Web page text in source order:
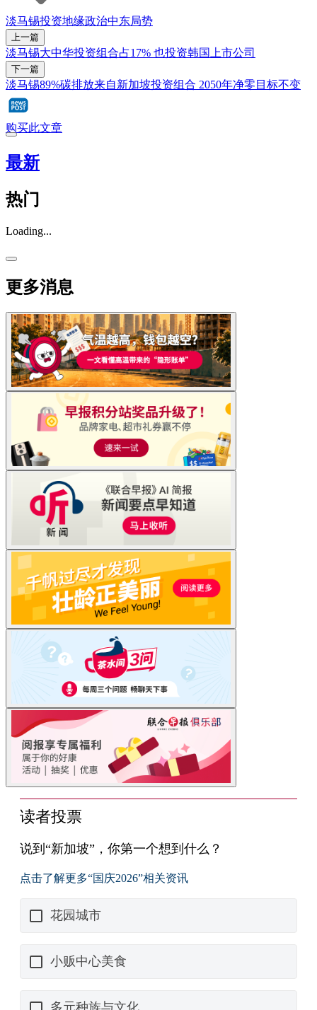
淡马锡投资地缘政治中东局势
上一篇
淡马锡大中华投资组合占17% 也投资韩国上市公司
下一篇
淡马锡89%碳排放来自新加坡投资组合 2050年净零目标不变
购买此文章
最新
热门
Loading...
更多消息